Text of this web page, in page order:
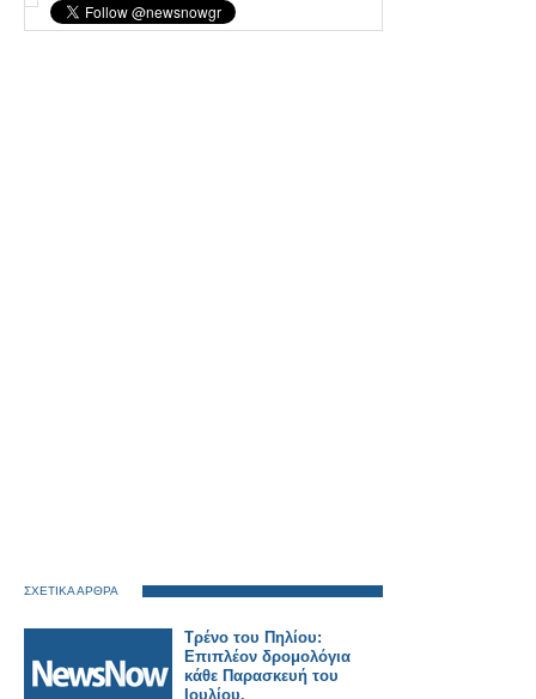
ΣΧΕΤΙΚΑ ΑΡΘΡΑ
Τρένο του Πηλίου:
Επιπλέον δρομολόγια
κάθε Παρασκευή του
Ιουλίου.